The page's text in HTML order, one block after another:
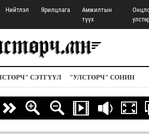
Нийтлэл Ярилцлага
Амжилтын
түүх
СЭТГҮҮЛ "УЛСТӨРЧ" СОНИН
Суулийн хуудасТомруулахЖижигсгэх Тоглуулах Хаах